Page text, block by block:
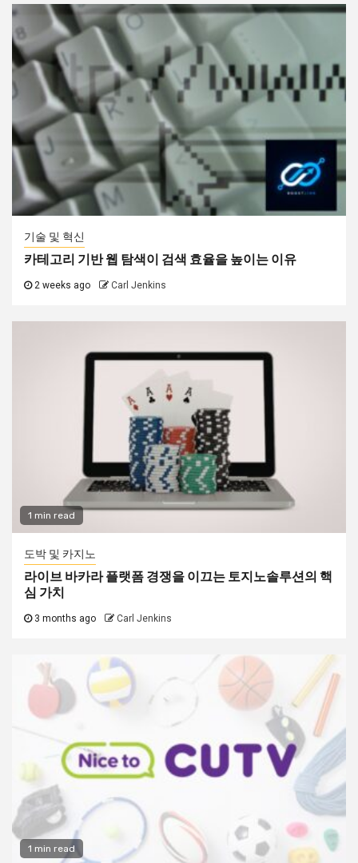
기술 및 혁신
카테고리 기반 웹 탐색이 검색 효율을 높이는 이유
2 weeks ago Carl Jenkins
1 min read
도박 및 카지노
라이브 바카라 플랫폼 경쟁을 이끄는 토지노솔루션의 핵
심 가치
3 months ago Carl Jenkins
1 min read